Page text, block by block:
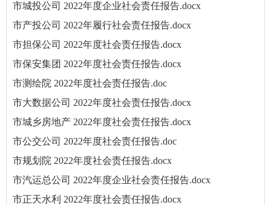
市城投公司 2022年度企业社会责任报告.docx
市产投公司 2022年履行社会责任报告.docx
市担保公司 2022年度社会责任报告.docx
市保安集团 2022年度社会责任报告.docx
市测绘院 2022年度社会责任报告.doc
市大数据公司 2022年度社会责任报告.docx
市城乡房地产 2022年度社会责任报告.docx
市公交公司 2022年度社会责任报告.doc
市规划院 2022年度社会责任报告.docx
市汽运总公司 2022年度企业社会责任报告.docx
市正天水利 2022年度社会责任报告.docx